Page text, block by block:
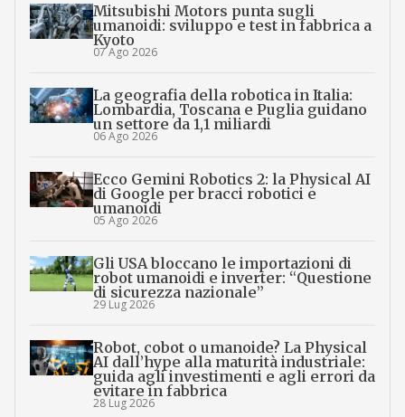
Mitsubishi Motors punta sugli
umanoidi: sviluppo e test in fabbrica a
Kyoto
07 Ago 2026
La geografia della robotica in Italia:
Lombardia, Toscana e Puglia guidano
un settore da 1,1 miliardi
06 Ago 2026
Ecco Gemini Robotics 2: la Physical AI
di Google per bracci robotici e
umanoidi
05 Ago 2026
Gli USA bloccano le importazioni di
robot umanoidi e inverter: “Questione
di sicurezza nazionale”
29 Lug 2026
Robot, cobot o umanoide? La Physical
AI dall’hype alla maturità industriale:
guida agli investimenti e agli errori da
evitare in fabbrica
28 Lug 2026